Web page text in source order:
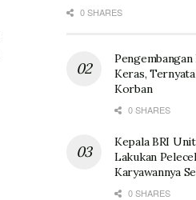
0 SHARES
Keras,
Korban
0 SHARES
Kepala BRI
Lakukan
Karyawannya
0 SHARES